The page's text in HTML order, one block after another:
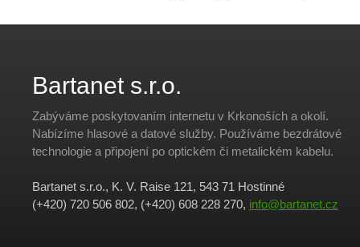
Bartanet s.r.o.
Zabýváme poskytovaním internetu v Krkonoších a okolí.
Nabízíme hlasové a datové služby. Používáme bezdrátové
technologie a připojení po optickém či metalickém kabelu.
Bartanet s.r.o., K. V. Raise 121, 543 71 Hostinné
(+420) 720 506 802, (+420) 608 228 270, info@bartanet.cz